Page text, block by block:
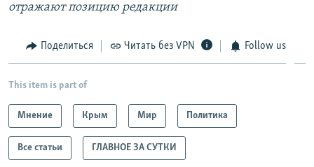
отражают позицию редакции
Поделиться Читать без VPN Follow us
This item is part of
Мнение Крым Мир Политика
Все статьи ГЛАВНОЕ ЗА СУТКИ